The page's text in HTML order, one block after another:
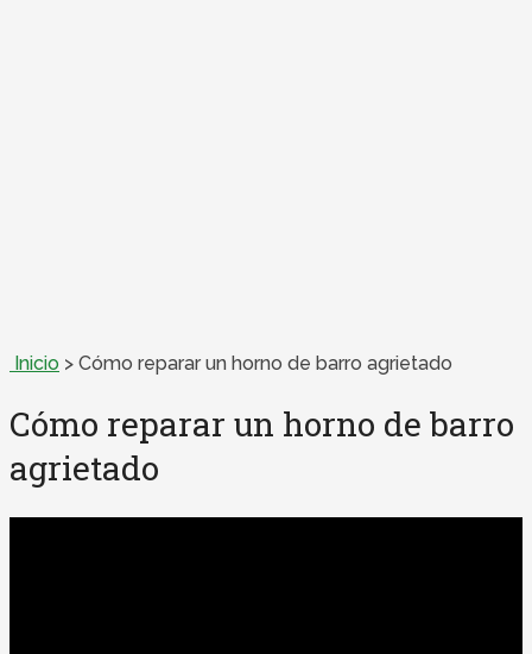
Inicio > Cómo reparar un horno de barro agrietado
Cómo reparar un horno de barro
agrietado